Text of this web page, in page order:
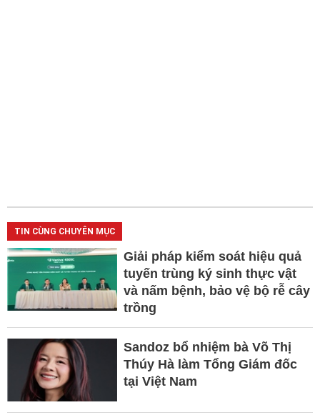
TIN CÙNG CHUYÊN MỤC
Giải pháp kiểm soát hiệu quả
tuyến trùng ký sinh thực vật
và nấm bệnh, bảo vệ bộ rễ cây
trồng
Sandoz bổ nhiệm bà Võ Thị
Thúy Hà làm Tổng Giám đốc
tại Việt Nam